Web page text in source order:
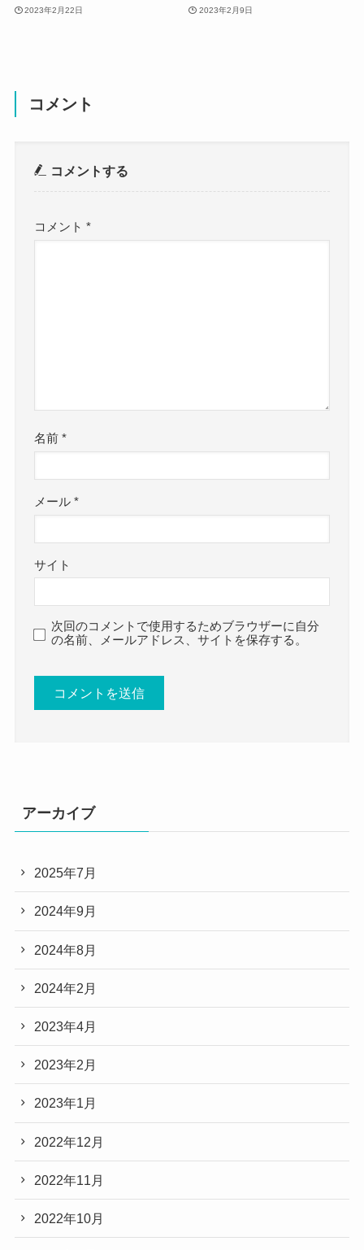
2023年2月22日 2023年2月9日
コメント
コメントする
コメント*
名前*
メール*
サイト
次回のコメントで使用するためブラウザーに自分
の名前、メールアドレス、サイトを保存する。
アーカイブ
2025年7月
2024年9月
2024年8月
2024年2月
2023年4月
2023年2月
2023年1月
2022年12月
2022年11月
2022年10月